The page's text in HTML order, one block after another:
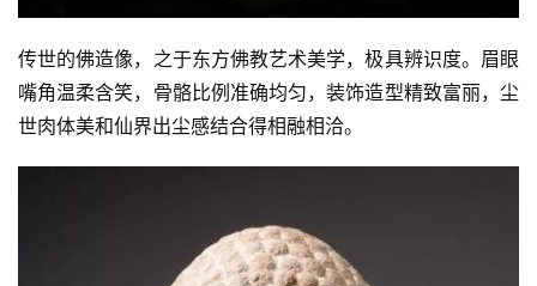
传世的佛造像，之于东方佛教艺术美学，极具辨识度。眉眼
嘴角温柔含笑，骨骼比例准确均匀，装饰造型精致富丽，尘
世肉体美和仙界出尘感结合得相融相洽。